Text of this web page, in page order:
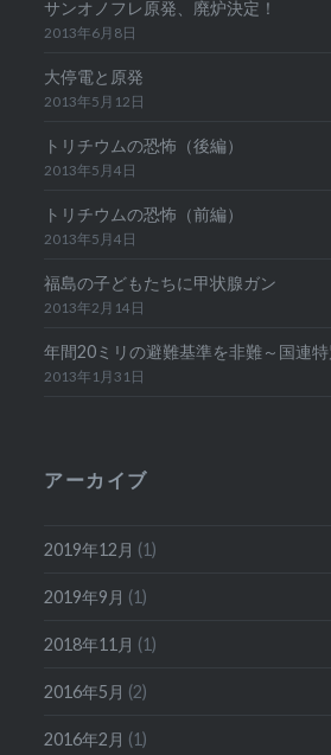
サンオノフレ原発、廃炉決定！
2013年6月8日
大停電と原発
2013年5月12日
トリチウムの恐怖（後編）
2013年5月4日
トリチウムの恐怖（前編）
2013年5月4日
福島の子どもたちに甲状腺ガン
2013年2月14日
年間20ミリの避難基準を非難～国連
2013年1月31日
アーカイブ
2019年12月 (1)
2019年9月 (1)
2018年11月 (1)
2016年5月 (2)
2016年2月 (1)